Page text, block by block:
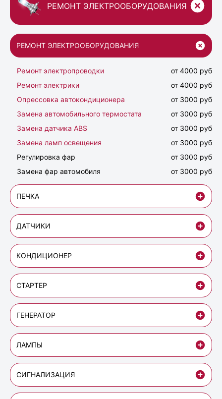
РЕМОНТ ЭЛЕКТРООБОРУДОВАНИЯ
РЕМОНТ ЭЛЕКТРООБОРУДОВАНИЯ
Ремонт электропроводки
от 4000 руб
Ремонт электрики
от 4000 руб
Опрессовка автокондиционера
от 3000 руб
Замена автомобильного термостата
от 3000 руб
Замена датчика ABS
от 3000 руб
Замена ламп освещения
от 3000 руб
Регулировка фар
от 3000 руб
Замена фар автомобиля
от 3000 руб
ПЕЧКА
ДАТЧИКИ
КОНДИЦИОНЕР
СТАРТЕР
ГЕНЕРАТОР
ЛАМПЫ
СИГНАЛИЗАЦИЯ